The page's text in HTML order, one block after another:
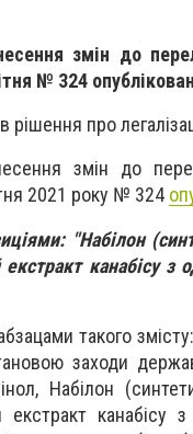
змін до
№ 324
рішення про
змін до
2021 року № 324
"Набілон
канабісу
такого
заходи
Набілон
екстракт